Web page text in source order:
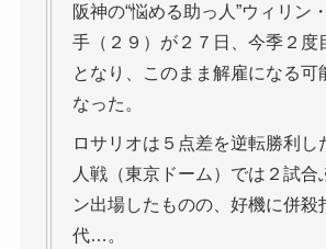
阪神の“悩める助っ人”ウィリン
手（２９）が２７日、今季２度
となり、このまま解雇になる可
なった。
ロサリオは５点差を逆転勝利し
人戦（東京ドーム）では２試合
ン出場したものの、好機に併殺
代…。